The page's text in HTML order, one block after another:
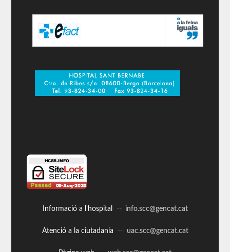
Informació a l'hospital -- info.scc@gencat.cat
Atenció a la ciutadania -- uac.scc@gencat.cat